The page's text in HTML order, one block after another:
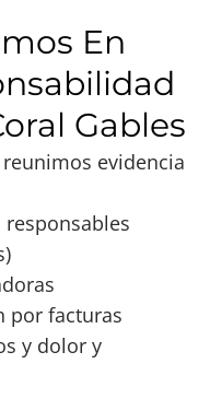
En
Gables
evidencia
por facturas
y dolor y